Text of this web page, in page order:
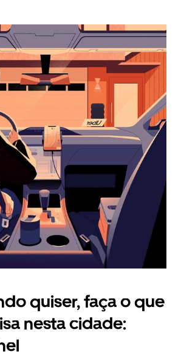
quiser, faça o que
nesta cidade: